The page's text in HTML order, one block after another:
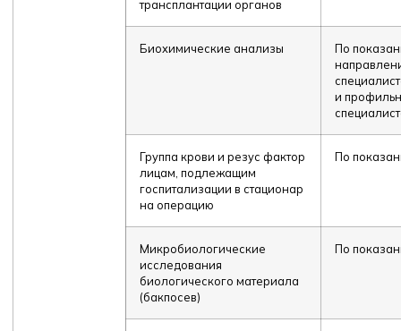
трансплантации органов
Биохимические анализы
По
и
Группа крови и резус фактор
лицам, подлежащим
госпитализации в стационар
на операцию
По
Микробиологические
исследования
биологического материала
(бакпосев)
По